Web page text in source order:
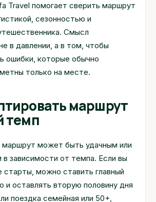
Travel помогает сверить маршрут
сезонностью и
Смысл
в давлении, а в том, чтобы
ошибки, которые обычно
только на месте.
маршрут
темп
может быть удачным или
зависимости от темпа. Если вы
старты, можно ставить главный
и оставлять вторую половину дня
поездка семейная или 50+,